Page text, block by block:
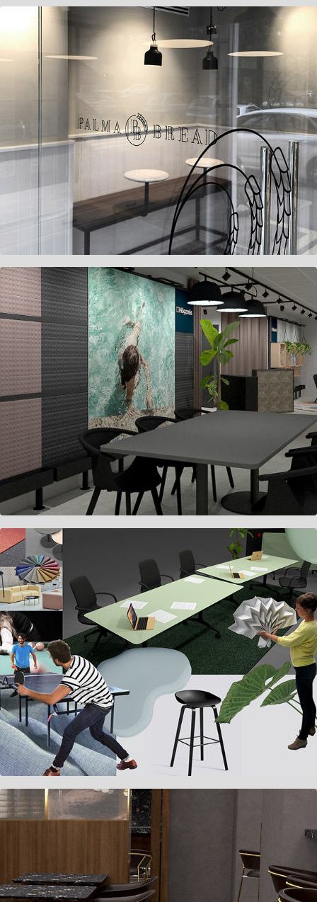
Palma Bread
Höganäs Köpenhamn
Lifesum 2022